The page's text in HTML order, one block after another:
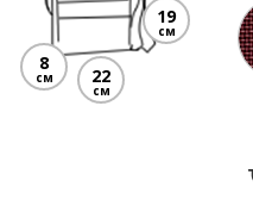
8
см
19
см
22
см